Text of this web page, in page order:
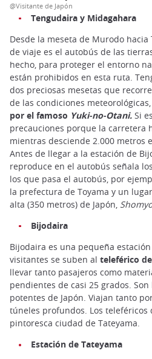
@Visitante de Japón
Tengudaira y Midagahara
Desde la meseta de Murodo
de viaje es el autobús de las
hecho, para proteger el entorno
están prohibidos en esta ruta.
dos preciosas mesetas que
de las condiciones
por el famoso Yuki-no-Otani. Si
precauciones porque la carretera
mientras desciende 2.000 metros
Antes de llegar a la estación de
reproduce en el autobús señala
los que pasa el autobús, por
la prefectura de Toyama y un
alta (350 metros) de Japón,
Bijodaira
Bijodaira es una pequeña
visitantes se suben al teleférico
llevar tanto pasajeros como
pendientes de casi 25 grados.
potentes de Japón. Viajan tanto
túneles profundos. Los teleféricos
pintoresca ciudad de Tateyama.
Estación de Tateyama